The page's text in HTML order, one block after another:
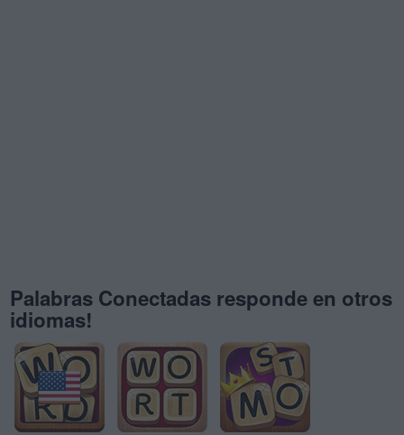
Palabras Conectadas responde en otros
idiomas!